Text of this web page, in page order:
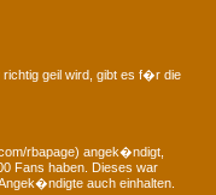
richtig geil wird, gibt es f�r die
rbapage) angek�ndigt,
Fans haben. Dieses war
auch einhalten.